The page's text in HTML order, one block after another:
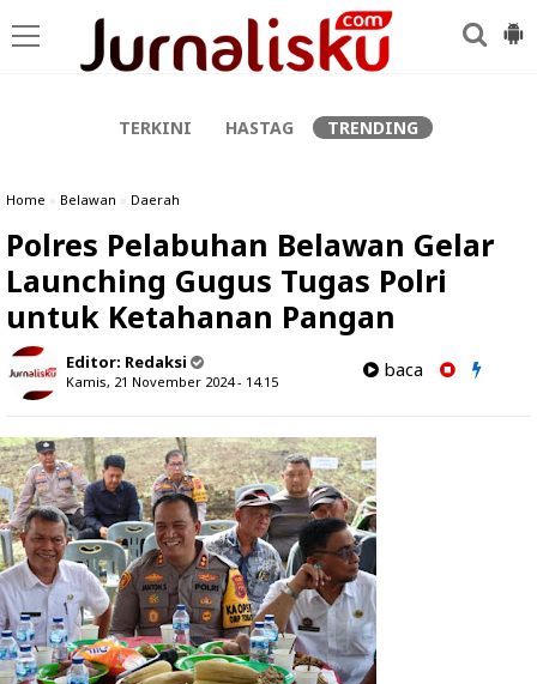
TERKINI HASTAG TRENDING
Home » Belawan » Daerah
Polres Pelabuhan Belawan Gelar
Launching Gugus Tugas Polri
untuk Ketahanan Pangan
Editor: Redaksi
Kamis, 21 November 2024 - 14.15
baca